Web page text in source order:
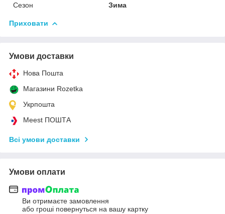
Сезон
Зима
Приховати
Умови доставки
Нова Пошта
Магазини Rozetka
Укрпошта
Meest ПОШТА
Всі умови доставки
Умови оплати
Ви отримаєте замовлення
або гроші повернуться на вашу картку